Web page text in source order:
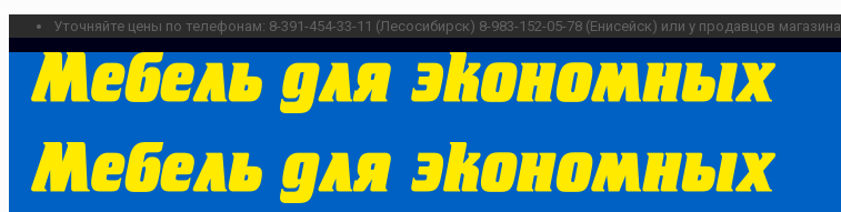
Уточняйте цены по телефонам: 8-391-454-33-11 (Лесосибирск) 8-983-152-05-78 (Енисейск) или у продавцов магазина